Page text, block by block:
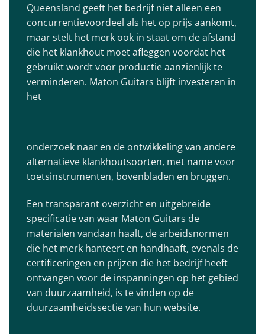
Queensland geeft het bedrijf niet alleen een
concurrentievoordeel als het op prijs aankomt,
maar stelt het merk ook in staat om de afstand
die het klankhout moet afleggen voordat het
gebruikt wordt voor productie aanzienlijk te
verminderen. Maton Guitars blijft investeren in
het
onderzoek naar en de ontwikkeling van andere
alternatieve klankhoutsoorten, met name voor
toetsinstrumenten, bovenbladen en bruggen.
Een transparant overzicht en uitgebreide
specificatie van waar Maton Guitars de
materialen vandaan haalt, de arbeidsnormen
die het merk hanteert en handhaaft, evenals de
certificeringen en prijzen die het bedrijf heeft
ontvangen voor de inspanningen op het gebied
van duurzaamheid, is te vinden op de
duurzaamheidssectie van hun website.